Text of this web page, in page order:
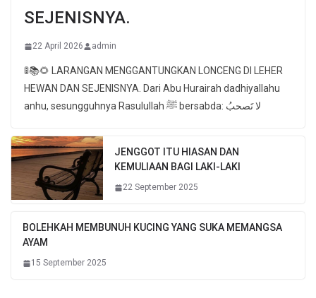
SEJENISNYA.
22 April 2026 admin
🚦📚🌻 LARANGAN MENGGANTUNGKAN LONCENG DI LEHER
HEWAN DAN SEJENISNYA. Dari Abu Hurairah dadhiyallahu
anhu, sesungguhnya Rasulullah ﷺ bersabda: لا تَصحبُ
JENGGOT ITU HIASAN DAN
KEMULIAAN BAGI LAKI-LAKI
22 September 2025
BOLEHKAH MEMBUNUH KUCING YANG SUKA MEMANGSA
AYAM
15 September 2025